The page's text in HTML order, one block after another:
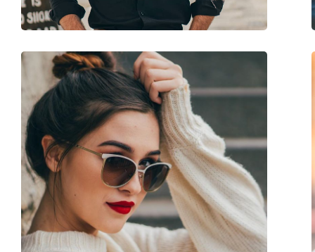
Balama flexibilă:
Nu
Accesorii
Suport:
Da
Lavetă pentru curățat:
Altele
Bărbați
Categorie:
Ochelari de soare
Brand:
Emporio Armani
Utilizare:
Modă
Cod:
EA2139 300187 57